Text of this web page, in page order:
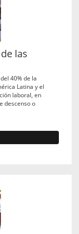
las
40% de la
Latina y el
laboral, en
descenso o